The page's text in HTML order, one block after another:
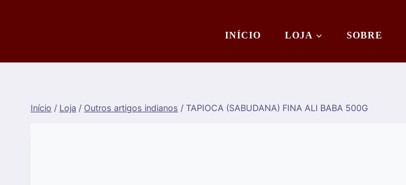
INÍCIO LOJA SOBRE
Início / Loja / Outros artigos indianos / TAPIOCA (SABUDANA) FINA ALI BABA 500G